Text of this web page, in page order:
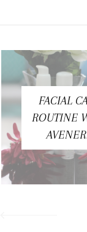
FACIAL
ROUTINE